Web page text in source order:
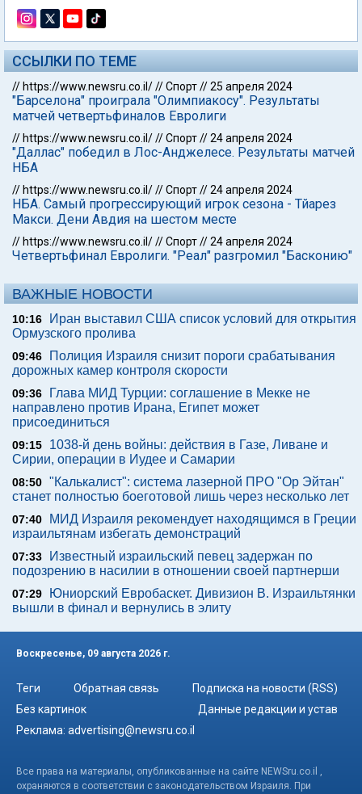
ССЫЛКИ ПО ТЕМЕ
// https://www.newsru.co.il///Спорт//25 апреля 2024
"Барселона" проиграла "Олимпиакосу". Результаты
матчей четвертьфиналов Евролиги
// https://www.newsru.co.il///Спорт//24 апреля 2024
"Даллас" победил в Лос-Анджелесе. Результаты матчей
НБА
// https://www.newsru.co.il///Спорт//24 апреля 2024
НБА. Самый прогрессирующий игрок сезона - Тйарез
Макси. Дени Авдия на шестом месте
// https://www.newsru.co.il///Спорт//24 апреля 2024
Четвертьфинал Евролиги. "Реал" разгромил "Басконию"
ВАЖНЫЕ НОВОСТИ
10:16
Иран выставил США список условий для открытия
Ормузского пролива
09:46
Полиция Израиля снизит пороги срабатывания
дорожных камер контроля скорости
09:36
Глава МИД Турции: соглашение в Мекке не
направлено против Ирана, Египет может
присоединиться
09:15
1038-й день войны: действия в Газе, Ливане и
Сирии, операции в Иудее и Самарии
08:50 "Калькалист": система лазерной ПРО "Ор Эйтан"
станет полностью боеготовой лишь через несколько лет
07:40
МИД Израиля рекомендует находящимся в Греции
израильтянам избегать демонстраций
07:33
Известный израильский певец задержан по
подозрению в насилии в отношении своей партнерши
07:29
Юниорский Евробаскет. Дивизион В. Израильтянки
вышли в финал и вернулись в элиту
Воскресенье, 09 августа 2026 г.
Теги Обратная связь
Подписка на новости (RSS)
Без картинок
Данные редакции и устав
Реклама: advertising@newsru.co.il
Все права на материалы, опубликованные на сайте NEWSru.co.il ,
охраняются в соответствии с законодательством Израиля. При